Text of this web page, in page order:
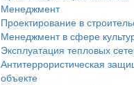
Менеджмент
Проектирование в
Менеджмент в сфере
Эксплуатация тепловых
Антитеррористическая
объекте